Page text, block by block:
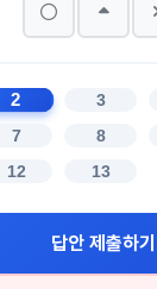
2 3
7 8
12 13
답안 제출하기